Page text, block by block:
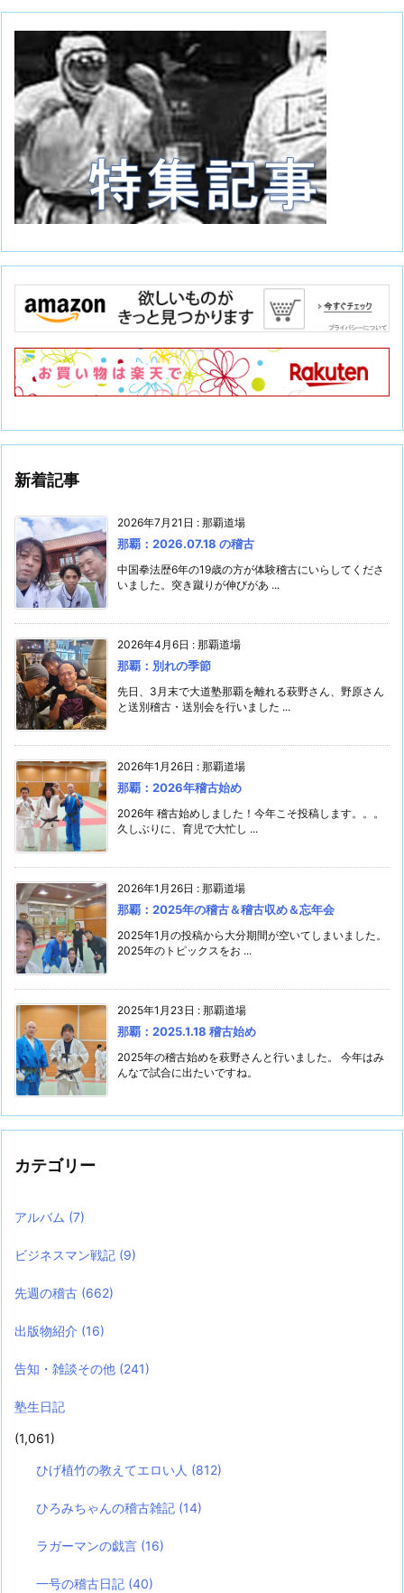
新着記事
2026年7月21日 : 那覇道場
那覇：2026.07.18 の稽古
中国拳法歴6年の19歳の方が体験稽古にいらしてくださ
いました。突き蹴りが伸びがあ ...
2026年4月6日 : 那覇道場
那覇：別れの季節
先日、3月末で大道塾那覇を離れる萩野さん、野原さん
と送別稽古・送別会を行いました ...
2026年1月26日 : 那覇道場
那覇：2026年稽古始め
2026年 稽古始めしました！今年こそ投稿します。。。
久しぶりに、育児で大忙し ...
2026年1月26日 : 那覇道場
那覇：2025年の稽古＆稽古収め＆忘年会
2025年1月の投稿から大分期間が空いてしまいました。
2025年のトピックスをお ...
2025年1月23日 : 那覇道場
那覇：2025.1.18 稽古始め
2025年の稽古始めを萩野さんと行いました。 今年はみ
んなで試合に出たいですね。
カテゴリー
アルバム (7)
ビジネスマン戦記 (9)
先週の稽古 (662)
出版物紹介 (16)
告知・雑談その他 (241)
塾生日記
(1,061)
ひげ植竹の教えてエロい人 (812)
ひろみちゃんの稽古雑記 (14)
ラガーマンの戯言 (16)
一号の稽古日記 (40)